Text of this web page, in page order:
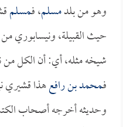
وهو من بلدمسلم، فـمسلم
حيث القبيلة، ونيسابوري
شيخه مثله، أي: أن الكل من
فـمحمد بن رافعهذا قشيري
وحديثه أخرجه أصحاب